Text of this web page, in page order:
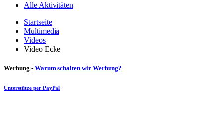
Alle Aktivitäten
Startseite
Multimedia
Videos
Video Ecke
Werbung - Warum schalten wir Werbung?
Unterstütze per PayPal